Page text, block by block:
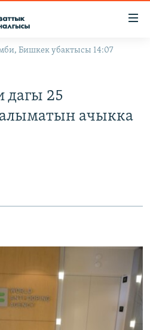
Бишкек убактысы 14:07
дагы 25
ачыкка